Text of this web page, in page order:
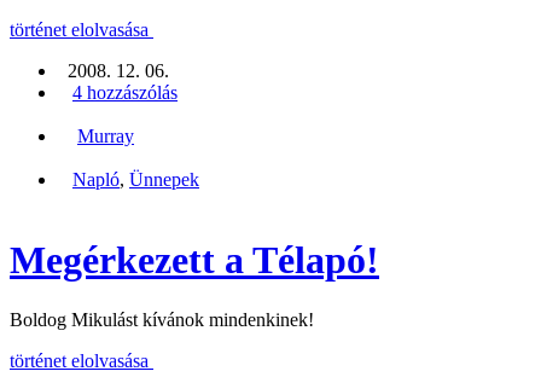
történet elolvasása
2008. 12. 06.
4 hozzászólás
Murray
Napló, Ünnepek
Megérkezett a Télapó!
Boldog Mikulást kívánok mindenkinek!
történet elolvasása